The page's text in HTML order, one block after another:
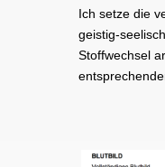
Ich setze die
geistig-
Stoffwechsel